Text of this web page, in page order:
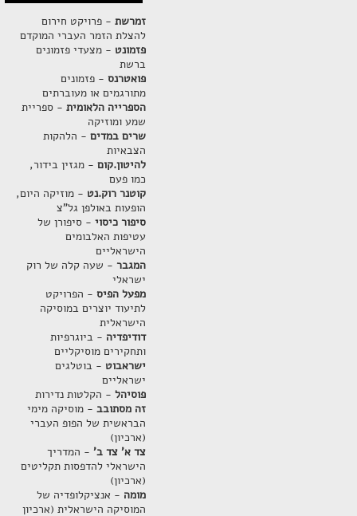
זמרשת- פרויקט חירום
להצלת הזמר העברי המוקדם
פזמונט - מצעדי פזמונים
ברשת
פואטרנס- פזמונים
מתורגמים או מעוברתים
הספרייה הלאומית- ספריית
שמע ומוזיקה
שרים במדים- הלהקות
הצבאיות
להיטון.קום- מגזין בידור,
כמו פעם
קוטנר רוק.נט - מוזיקה היום,
הופעות באולפן גל"צ
סיפור כיסוי- סיפורן של
עטיפות האלבומים
הישראליים
המגבר- שעה קלה של רוק
ישראלי
מפעל הפיס- הפרויקט
לתיעוד יוצרים במוסיקה
הישראלית
דודיפדיה - ביוגרפיות
ותחקירים מוסיקליים
ישראבוט - בוטלגים
ישראליים
פוסיהל- הקלטות נדירות
זה מסתובב- מוסיקה מימי
הבראשית של הפופ העברי
(ארכיון)
צד א' צד ב'- המדריך
הישראלי להדפסות תקליטים
(ארכיון)
מומה - אנציקלופדיה של
המוסיקה הישראלית (ארכיון